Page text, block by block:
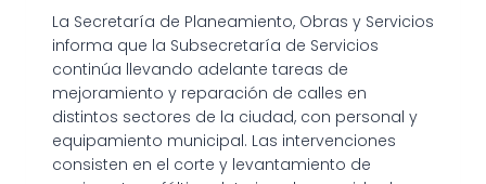
La Secretaría de Planeamiento, Obras y Servicios
informa que la Subsecretaría de Servicios
continúa llevando adelante tareas de
mejoramiento y reparación de calles en
distintos sectores de la ciudad, con personal y
equipamiento municipal. Las intervenciones
consisten en el corte y levantamiento de